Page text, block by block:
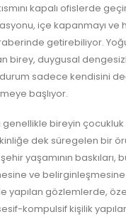
kapalı ofislerde
içe kapanmayı ve
getirebiliyor.
birey, duygusal
sadece kendisini
başlıyor.
genellikle bireyin
dek süregelen bir
yaşamının baskıları,
ve
yapılan gözlemlerde,
kompulsif kişilik